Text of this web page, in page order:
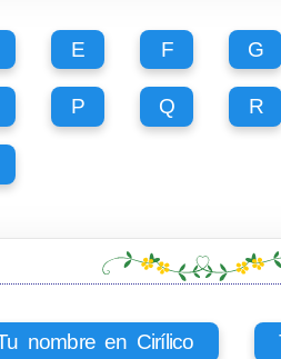
E F G
P Q R
nombre en Cirílico